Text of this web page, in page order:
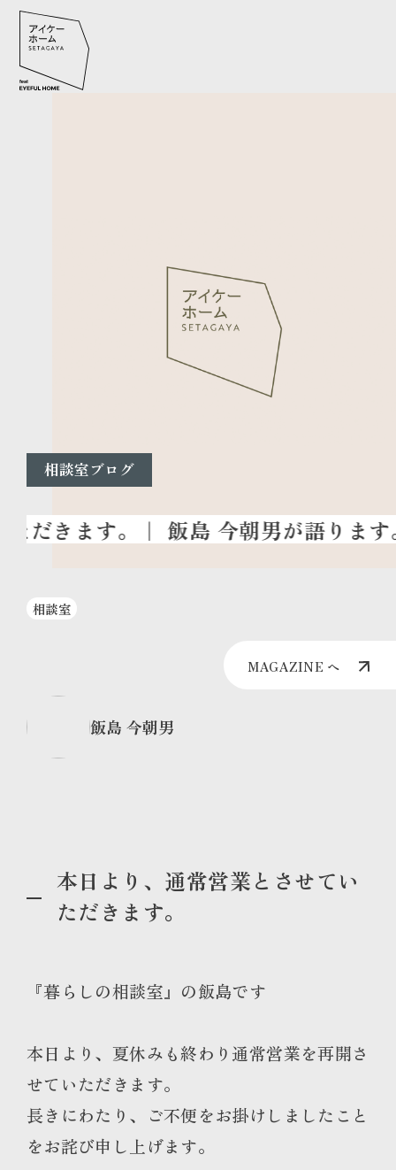
相談室ブログ
相談室
MAGAZINE へ
飯島 今朝男
本日より、通常営業とさせてい
ただきます。
『暮らしの相談室』の飯島です
本日より、夏休みも終わり通常営業を再開さ
せていただきます。
長きにわたり、ご不便をお掛けしましたこと
をお詫び申し上げます。